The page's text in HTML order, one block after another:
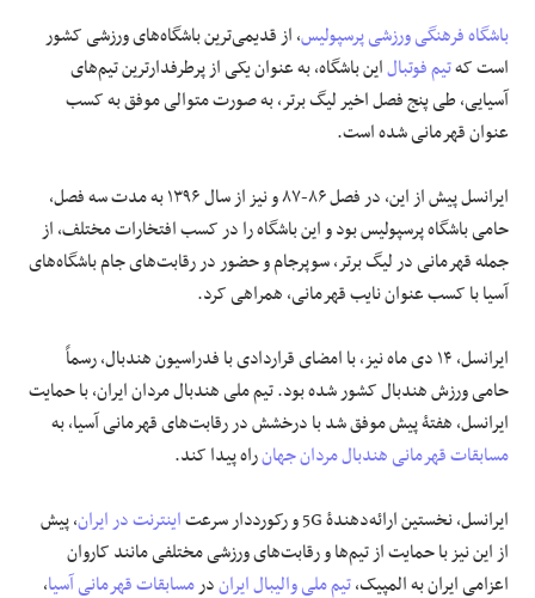
باشگاه فرهنگی ورزشی پرسپولیس، از قدیمی‌ترین باشگاه‌های ورزشی کشور
است کهتیم فوتبالاین باشگاه، به عنوان یکی از پرطرفدارترین تیم‌های
آسیایی، طی پنج فصل اخیر لیگ برتر، به صورت متوالی موفق به کسب
عنوان قهرمانی شده است.
ایرانسل پیش از این، در فصل ۸۶-۸۷ و نیز از سال ۱۳۹۶ به مدت سه فصل،
حامی باشگاه پرسپولیس بود و این باشگاه را در کسب افتخارات مختلف، از
جمله قهرمانی در لیگ برتر، سوپرجام و حضور در رقابت‌های جام باشگاه‌های
آسیا با کسب عنوان نایب قهرمانی، همراهی کرد.
ایرانسل، ۱۴ دی ماه نیز، با امضای قراردادی با فدراسیون هندبال، رسماً
حامی ورزش هندبال کشور شده بود. تیم ملی هندبال مردان ایران، با حمایت
ایرانسل، هفتۀ پیش موفق شد با درخشش در رقابت‌های قهرمانی آسیا، به
مسابقات قهرمانی هندبال مردان جهانراه پیدا کند.
ایرانسل، نخستین ارائه‌دهندۀ 5G و رکورددار سرعت اینترنت در ایران، پیش
از این نیز با حمایت از تیم‌ها و رقابت‌های ورزشی مختلفی مانند کاروان
اعزامی ایران به المپیک،تیم ملی والیبال ایراندرمسابقات قهرمانی آسیا،